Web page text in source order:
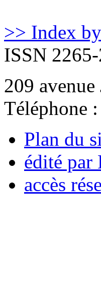
>> Index
ISSN
209 avenue
Téléphone
Plan du
édité par
accès